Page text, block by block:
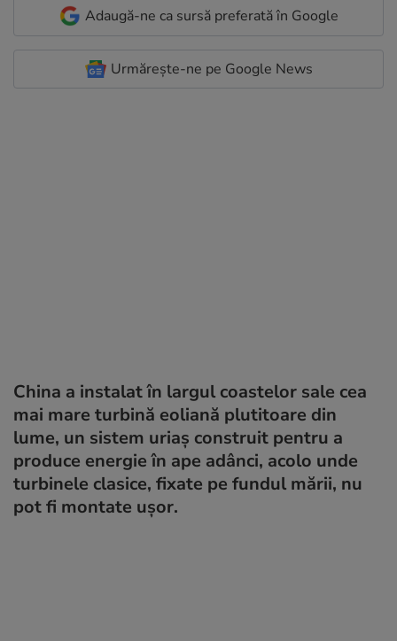
Adaugă-ne ca sursă preferată în Google
Urmărește-ne pe Google News
China a instalat în largul coastelor sale cea
mai mare turbină eoliană plutitoare din
lume, un sistem uriaș construit pentru a
produce energie în ape adânci, acolo unde
turbinele clasice, fixate pe fundul mării, nu
pot fi montate ușor.